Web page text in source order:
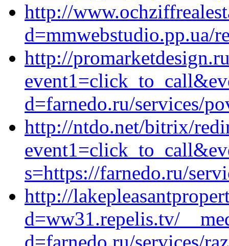
http://
d=mmwebstudio.pp.ua/
http://
d=farnedo.ru/services/
http://ntdo.net/bitrix/
s=https://farnedo.ru/
http://
d=ww31.repelis.tv/